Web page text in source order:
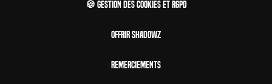
🍪 Gestion des cookies et RGPD
Offrir Shadowz
Remerciements